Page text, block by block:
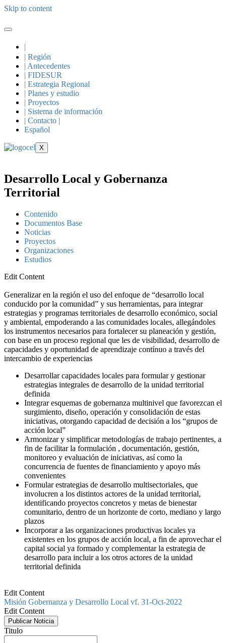
Skip to content
|
| Región
| Antecedentes
| FIDESUR
| Estrategia Regional
| Planes y estudio
| Proyectos
| Sistema de información
| Contacto |
Español
X
Desarrollo Local y Gobernanza
Territorial
Contenido
Documentos Base
Noticias
Proyectos
Organizaciones
Estudios
Edit Content
Generalizar en la región el uso del enfoque de “desarrollo local
conducido por la comunidad” y sus herramientas, para integrar
estrategias y programas territoriales de desarrollo económico, social
y ambiental, empoderando a las comunidades locales, allegándoles
los instrumentos necesarios para fortalecer su planeación y gestión,
con base en un proceso regional que les de visibilidad, desarrollo de
capacidades y oportunidad de aprendizaje contínuo a través del
intercambio de experiencias
Desarrollar capacidades locales para formular y gestionar
estrategias integrales de desarrollo de la unidad territorial
definida
Integrar esquemas de gobernanza multinivel que favorezcan el
surgimiento, diseño, operación y consolidación de estas
iniciativas, otorgando capacidad de decisión a los “grupos de
acción local”
Armonizar y simplificar metodologías de trabajo pertinentes, a
fin de facilitar la formulación , documentación, gestión,
monitoreo y evaluación de iniciativas, así como la
concurrencia de fuentes de financiamiento y apoyo más
convenientes
Formular estrategias de desarrollo multisectoriales, que
involucren a los distintos actores de la unidad territorial,
identificando proyectos concretos y metas de bienestar
comunitario, dentro de un horizonte de corto, mediano y largo
plazos
Incorporar a las organizaciones productivas locales ya
existentes en los grupos de acción local, a fin de aprovechar el
capital social ya formado y complementar la estrategia de
desarrollo para incluir a los otros actores de la unidad
territorial definida
Edit Content
Misión Gobernanza y Desarrollo Local vf. 31-Oct-2022
Edit Content
Publicar Noticia
Titulo